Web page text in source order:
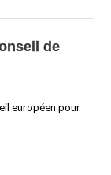
de
européen pour